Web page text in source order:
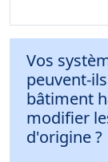
Vos
peuvent-
bâtiment
modifier
d'origine ?